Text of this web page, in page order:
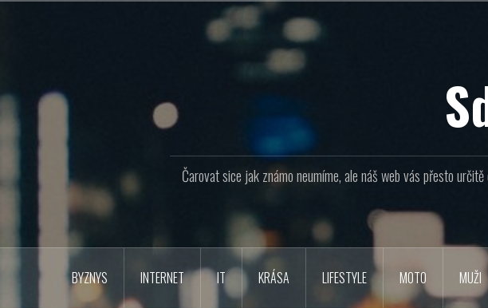
Čarovat sice jak známo neumíme, ale náš web vás přesto
BYZNYS INTERNET IT KRÁSA LIFESTYLE MOTO MUŽI